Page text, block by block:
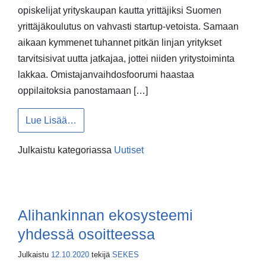
opiskelijat yrityskaupan kautta yrittäjiksi Suomen
yrittäjäkoulutus on vahvasti startup-vetoista. Samaan
aikaan kymmenet tuhannet pitkän linjan yritykset
tarvitsisivat uutta jatkajaa, jottei niiden yritystoiminta
lakkaa. Omistajanvaihdosfoorumi haastaa
oppilaitoksia panostamaan […]
Lue Lisää…
Julkaistu kategoriassa Uutiset
Alihankinnan ekosysteemi
yhdessä osoitteessa
Julkaistu 12.10.2020 tekijä SEKES